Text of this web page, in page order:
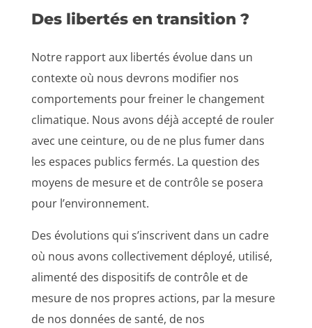
Des libertés en transition ?
Notre rapport aux libertés évolue dans un
contexte où nous devrons modifier nos
comportements pour freiner le changement
climatique. Nous avons déjà accepté de rouler
avec une ceinture, ou de ne plus fumer dans
les espaces publics fermés. La question des
moyens de mesure et de contrôle se posera
pour l’environnement.
Des évolutions qui s’inscrivent dans un cadre
où nous avons collectivement déployé, utilisé,
alimenté des dispositifs de contrôle et de
mesure de nos propres actions, par la mesure
de nos données de santé, de nos